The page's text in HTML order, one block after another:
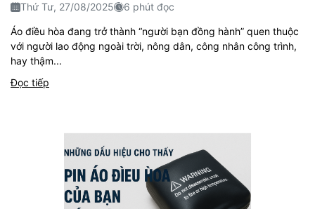
Thứ Tư, 27/08/2025 6 phút đọc
Áo điều hòa đang trở thành “người bạn đồng hành” quen thuộc
với người lao động ngoài trời, nông dân, công nhân công trình,
hay thậm...
Đọc tiếp